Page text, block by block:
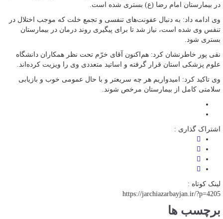
در بیمارستان امام رضا (ع) بستری شده است.
وی ادامه داد: به دنبال عفونت‌های تنفسی و تجمع خلت که موجب اختلال در
تنفس وی شده است، نیاز شد تا برای پیگیری روند درمان در بیمارستان
بستری شود.
نقی پور خاطرنشان کرد: هم‌اکنون آقای خرّم تحت نظر همکاران دانشگاه
علوم پزشکی استان قرار گرفته‌ و اساتید متعددی وی را ویزیت کرده‌اند.
وی تاکید کرد: امیدواریم هر چه سریعتر و با حال عمومی خوب و بازیابی
سلامتی کامل از بیمارستان مرخص شوند.
اشتراک گذاری :
لینک کوتاه :
https://jarchiazarbayjan.ir/?p=4205
برچسب ها